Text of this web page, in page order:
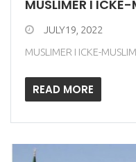
MUSLIMER I
JULY19, 2022
MUSLIMER I ICKE-
READ MORE